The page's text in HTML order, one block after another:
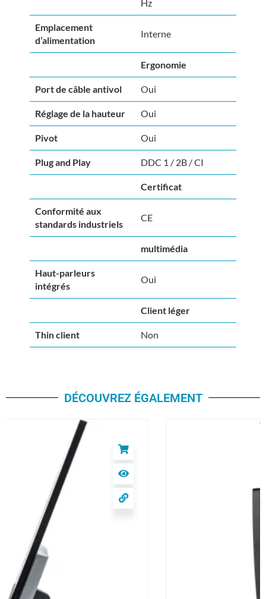
Hz
Emplacement
d’alimentation
Interne
Ergonomie
Port de câble antivol Oui
Réglage de la hauteur Oui
Pivot Oui
Plug and Play DDC 1 / 2B / CI
Certificat
Conformité aux
standards industriels
CE
multimédia
Haut-parleurs
intégrés
Oui
Client léger
Thin client Non
DÉCOUVREZ ÉGALEMENT